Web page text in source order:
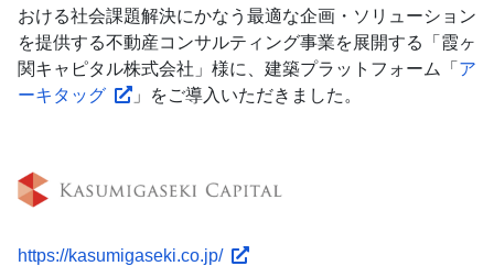
おける社会課題解決にかなう最適な企画・ソリューション
を提供する不動産コンサルティング事業を展開する「霞ヶ
関キャピタル株式会社」様に、建築プラットフォーム「 ア
ーキタッグ
」をご導入いただきました。
https://kasumigaseki.co.jp/